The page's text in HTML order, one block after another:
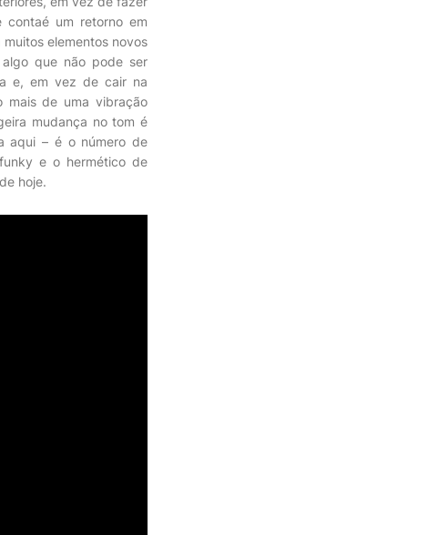
contaé um retorno em
elementos novos
que não pode ser
e, em vez de cair na
mais de uma vibração
mudança no tom é
aqui – é o número de
e o hermético de
hoje.